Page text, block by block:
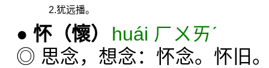
2.犹远播。
● 怀 （懷）
huái ㄏㄨㄞˊ
◎ 思念，想念：怀念。怀旧